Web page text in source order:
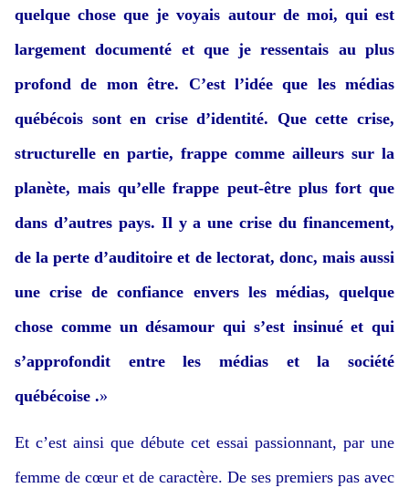
quelque chose que je voyais autour de moi, qui est
largement documenté et que je ressentais au plus
profond de mon être. C’est l’idée que les médias
québécois sont en crise d’identité. Que cette crise,
structurelle en partie, frappe comme ailleurs sur la
planète, mais qu’elle frappe peut-être plus fort que
dans d’autres pays. Il y a une crise du financement,
de la perte d’auditoire et de lectorat, donc, mais aussi
une crise de confiance envers les médias, quelque
chose comme un désamour qui s’est insinué et qui
s’approfondit entre les médias et la société
québécoise .»
Et c’est ainsi que débute cet essai passionnant, par une
femme de cœur et de caractère. De ses premiers pas avec